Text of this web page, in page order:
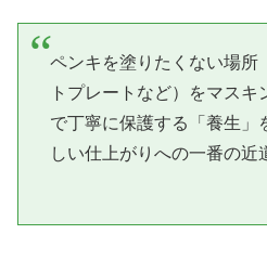
ペンキを塗りたくない場所
トプレートなど）をマス
で丁寧に保護する「養生」
しい仕上がりへの一番の近